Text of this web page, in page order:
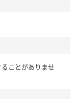
ことがありませ